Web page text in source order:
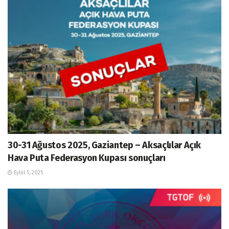
30-31 Ağustos 2025, Gaziantep – Aksaçlılar Açık
Hava Puta Federasyon Kupası sonuçları
Eylül 5, 2025